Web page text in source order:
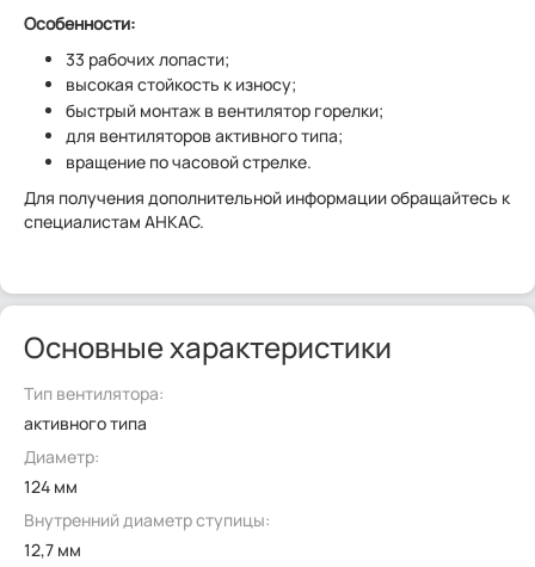
Особенности:
33 рабочих лопасти;
высокая стойкость к износу;
быстрый монтаж в вентилятор горелки;
для вентиляторов активного типа;
вращение по часовой стрелке.
Для получения дополнительной информации обращайтесь к
специалистам АНКАС.
Основные характеристики
Тип вентилятора:
активного типа
Диаметр:
124 мм
Внутренний диаметр ступицы:
12,7 мм